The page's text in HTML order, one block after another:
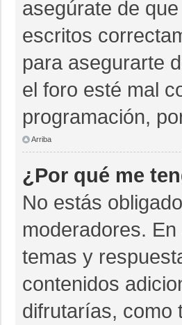
asegúrate de
escritos
para asegurarte
el foro esté mal
programación,
Arriba
¿Por qué me
No estás
moderadores.
temas y
contenidos
difrutarías, como